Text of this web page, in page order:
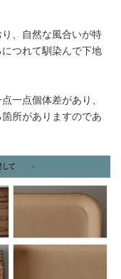
、自然な風合いが特
つれて馴染んで下地
一点個体差があり、
所がありますのであ